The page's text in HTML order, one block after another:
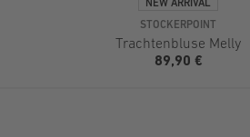
STOCKERPOINT
Trachtenbluse Melly
89,90 €